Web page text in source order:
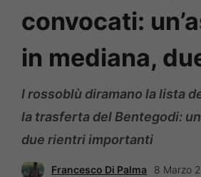
convocati:
in mediana,
I rossoblù diramano la lista
la trasferta del Bentegodi:
due rientri importanti
Francesco Di Palma 8 Marzo